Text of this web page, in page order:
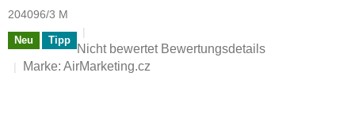
204096/3 M
Neu Tipp
Die
durchschnittliche
Nicht bewertet Bewertungsdetails
Marke: AirMarketing.cz